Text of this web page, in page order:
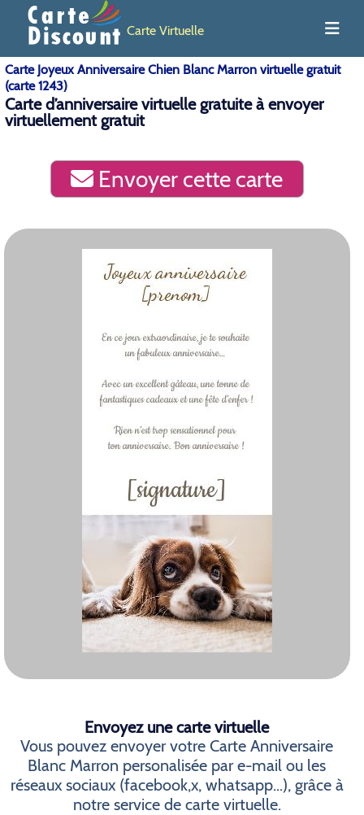
Carte Virtuelle
Carte Joyeux Anniversaire Chien Blanc Marron virtuelle gratuit
(carte 1243)
Carte d’anniversaire virtuelle gratuite à envoyer
virtuellement gratuit
Envoyer cette carte
Envoyez une carte virtuelle
Vous pouvez envoyer votre Carte Anniversaire
Blanc Marron personalisée par e-mail ou les
réseaux sociaux (facebook,x, whatsapp...), grâce à
notre service de carte virtuelle.